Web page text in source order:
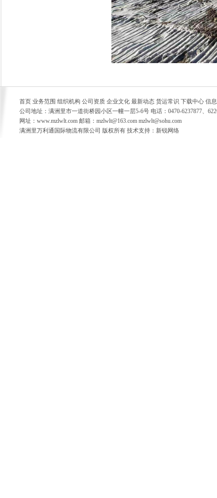
首页 业务范围 组织机构 公司资质 企业文化 最新动态 货运常识 下载中心 信
公司地址：满洲里市一道街桥园小区一幢一层5-6号 电话：0470-6237877、
网址：www.mzlwlt.com 邮箱：mzlwlt@163.com mzlwlt@sohu.com
满洲里万利通国际物流有限公司 版权所有 技术支持：新锐网络